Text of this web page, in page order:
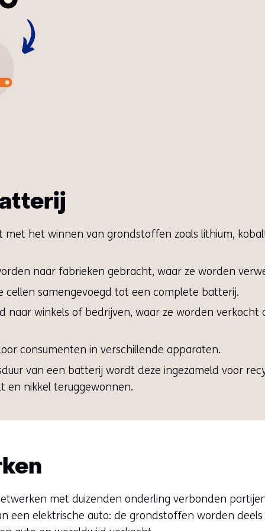
het winnen van grondstoffen zoals lithium,
naar fabrieken gebracht, waar ze worden
samengevoegd tot een complete batterij.
winkels of bedrijven, waar ze worden verkocht
consumenten in verschillende apparaten.
van een batterij wordt deze ingezameld voor
en nikkel teruggewonnen.
met duizenden onderling verbonden
een elektrische auto: de grondstoffen worden